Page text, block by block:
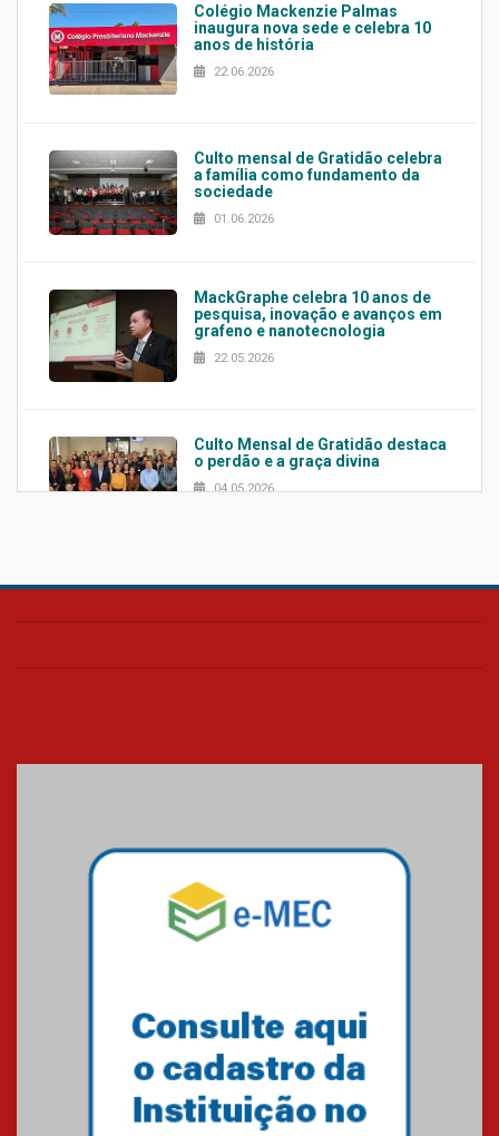
Colégio Mackenzie Palmas
inaugura nova sede e celebra 10
anos de história
22.06.2026
Culto mensal de Gratidão celebra
a família como fundamento da
sociedade
01.06.2026
MackGraphe celebra 10 anos de
pesquisa, inovação e avanços em
grafeno e nanotecnologia
22.05.2026
Culto Mensal de Gratidão destaca
o perdão e a graça divina
04.05.2026
Confira como foi o culto mensal
Mackenzie mobiliza campanha
solidária para apoiar famílias em
Minas Gerais
Primeiro culto do ano ressalta o
27.02.2026